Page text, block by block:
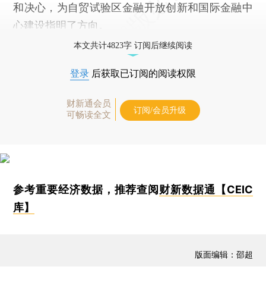
和决心，为自贸试验区金融开放创新和国际金融中
心建设指明了方向。
本文共计4823字 订阅后继续阅读
登录 后获取已订阅的阅读权限
财新通会员
可畅读全文
订阅/会员升级
参考重要经济数据，推荐查阅 财新数据通【CEIC
库】
版面编辑：邵超